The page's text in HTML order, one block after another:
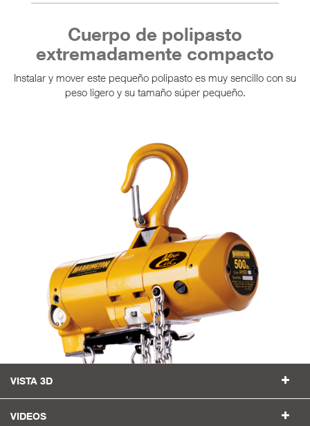
Cuerpo de polipasto
extremadamente compacto
Instalar y mover este pequeño polipasto es muy sencillo con su
peso ligero y su tamaño súper pequeño.
VISTA 3D
VIDEOS